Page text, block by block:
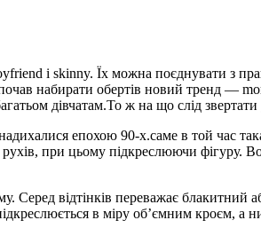
і skinny. Їх можна поєднувати з
набирати обертів новий тренд —
дівчатам.То ж на що слід
епохою 90-х.саме в той час
при цьому підкреслюючи фігуру.
Серед відтінків переважає блакитний
в міру об’ємним кроєм, а